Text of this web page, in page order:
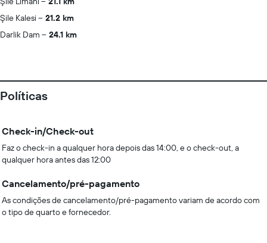
Şile Kalesi
21.2 km
Darlik Dam
24.1 km
Políticas
Check-in/Check-out
Faz o check-in a qualquer hora depois das 14:00, e o check-out, a
qualquer hora antes das 12:00
Cancelamento/pré-pagamento
As condições de cancelamento/pré-pagamento variam de acordo com
o tipo de quarto e fornecedor.